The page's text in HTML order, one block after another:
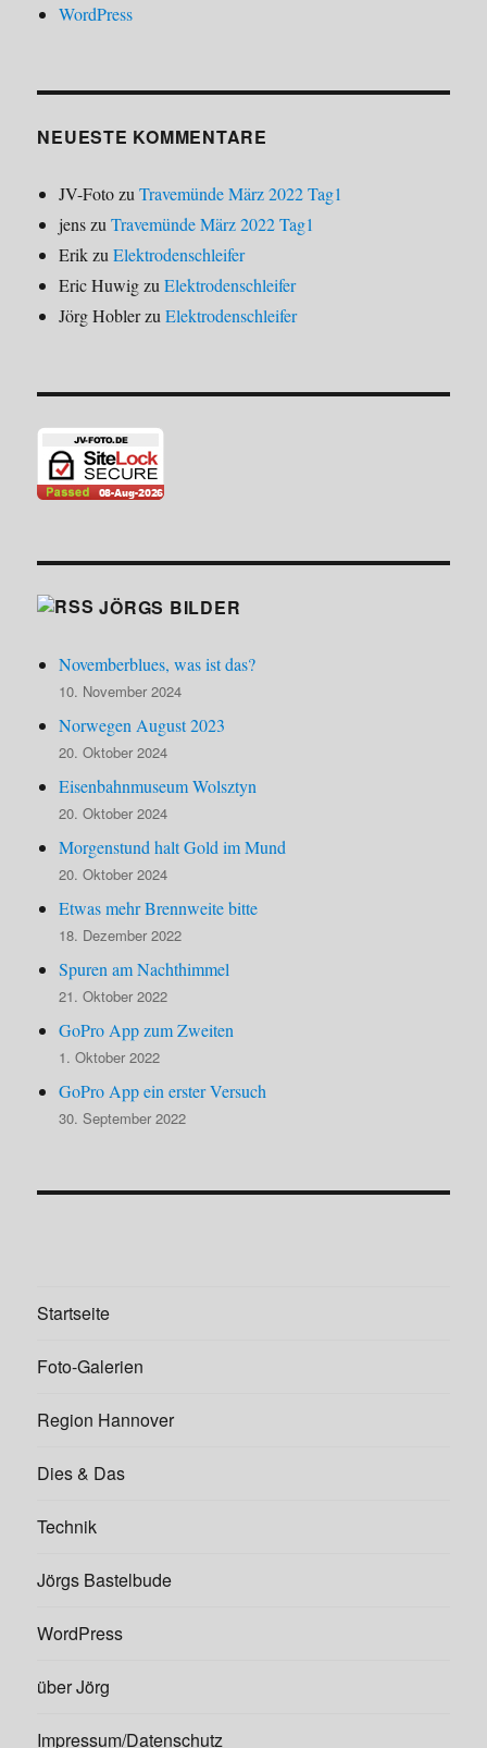
WordPress
NEUESTE KOMMENTARE
JV-FotozuTravemünde März 2022 Tag1
jenszuTravemünde März 2022 Tag1
ErikzuElektrodenschleifer
Eric HuwigzuElektrodenschleifer
Jörg HoblerzuElektrodenschleifer
JÖRGS BILDER
Novemberblues, was ist das?
10. November 2024
Norwegen August 2023
20. Oktober 2024
Eisenbahnmuseum Wolsztyn
20. Oktober 2024
Morgenstund halt Gold im Mund
20. Oktober 2024
Etwas mehr Brennweite bitte
18. Dezember 2022
Spuren am Nachthimmel
21. Oktober 2022
GoPro App zum Zweiten
1. Oktober 2022
GoPro App ein erster Versuch
30. September 2022
Startseite
Foto-Galerien
Region Hannover
Dies & Das
Technik
Jörgs Bastelbude
WordPress
über Jörg
Impressum/Datenschutz